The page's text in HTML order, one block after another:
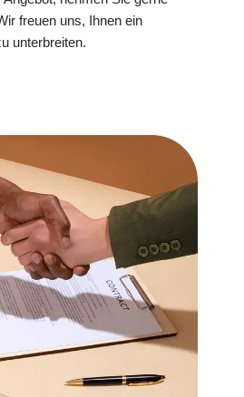
freuen uns, Ihnen ein
unterbreiten.